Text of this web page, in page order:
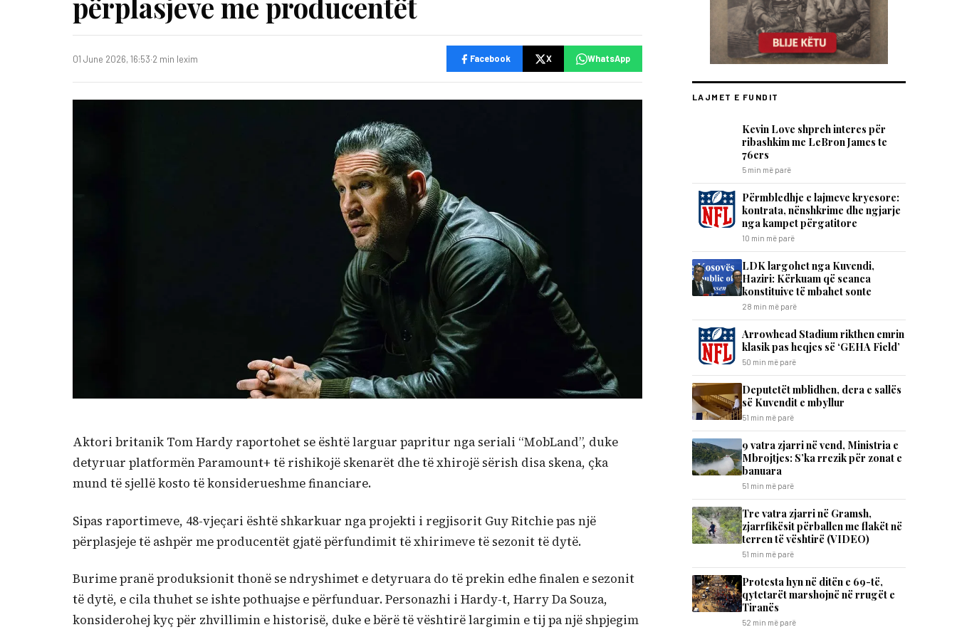
01 June 2026, 16:53·2 min lexim Facebook X WhatsApp
Aktori britanik Tom Hardy raportohet se është larguar papritur nga seriali “MobLand”, duke
detyruar platformën Paramount+ të rishikojë skenarët dhe të xhirojë sërish disa skena, çka
mund të sjellë kosto të konsiderueshme financiare.
Sipas raportimeve, 48-vjeçari është shkarkuar nga projekti i regjisorit Guy Ritchie pas një
përplasjeje të ashpër me producentët gjatë përfundimit të xhirimeve të sezonit të dytë.
Burime pranë produksionit thonë se ndryshimet e detyruara do të prekin edhe finalen e sezonit
të dytë, e cila thuhet se ishte pothuajse e përfunduar. Personazhi i Hardy-t, Harry Da Souza,
konsiderohej kyç për zhvillimin e historisë, duke e bërë të vështirë largimin e tij pa një shpjegim
LAJMET E FUNDIT
Kevin Love shpreh interes për
ribashkim me LeBron James te
76ers
5 min më parë
Përmbledhje e lajmeve kryesore:
kontrata, nënshkrime dhe ngjarje
nga kampet përgatitore
10 min më parë
LDK largohet nga Kuvendi,
Haziri: Kërkuam që seanca
konstituive të mbahet sonte
28 min më parë
Arrowhead Stadium rikthen emrin
klasik pas heqjes së ‘GEHA Field’
50 min më parë
Deputetët mblidhen, dera e sallës
së Kuvendit e mbyllur
51 min më parë
9 vatra zjarri në vend, Ministria e
Mbrojtjes: S’ka rrezik për zonat e
banuara
51 min më parë
Tre vatra zjarri në Gramsh,
zjarrfikësit përballen me flakët në
terren të vështirë (VIDEO)
51 min më parë
Protesta hyn në ditën e 69-të,
qytetarët marshojnë në rrugët e
Tiranës
52 min më parë